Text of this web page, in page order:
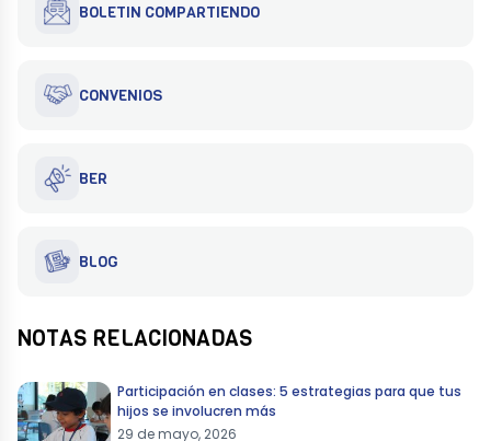
BOLETIN COMPARTIENDO
CONVENIOS
BER
BLOG
NOTAS RELACIONADAS
Participación en clases: 5 estrategias para que tus
hijos se involucren más
29 de mayo, 2026